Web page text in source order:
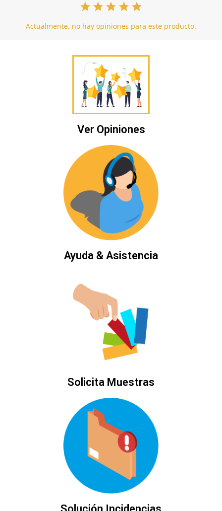
Actualmente, no hay opiniones para este producto.
Ver Opiniones
Ayuda & Asistencia
Solicita Muestras